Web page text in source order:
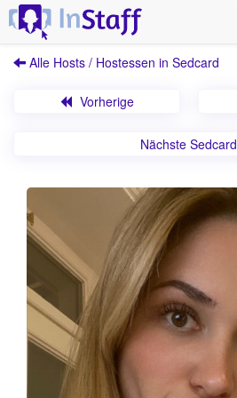
Alle Hosts / Hostessen in Sedcard
Vorherige
Nächste Sedcard